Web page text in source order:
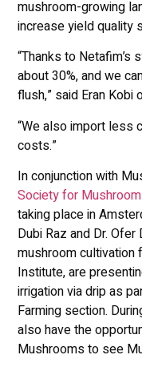
mushroom-growing
increase yield quality
“Thanks to
about 30%, and we
flush,” said Eran Kobi
“We also import less
costs.”
In conjunction with
Society for
taking place in
Dubi Raz and Dr.
mushroom cultivation
Institute, are
irrigation via drip as
Farming section.
also have the
Mushrooms to see